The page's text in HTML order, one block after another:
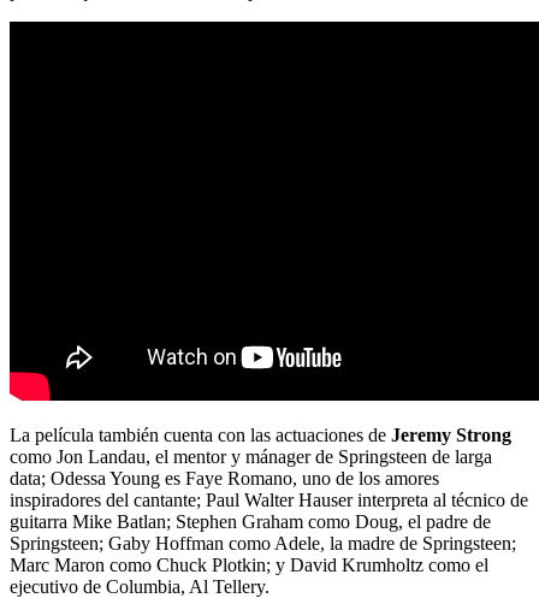
La película también cuenta con las actuaciones de Jeremy Strong
como Jon Landau, el mentor y mánager de Springsteen de larga
data; Odessa Young es Faye Romano, uno de los amores
inspiradores del cantante; Paul Walter Hauser interpreta al técnico de
guitarra Mike Batlan; Stephen Graham como Doug, el padre de
Springsteen; Gaby Hoffman como Adele, la madre de Springsteen;
Marc Maron como Chuck Plotkin; y David Krumholtz como el
ejecutivo de Columbia, Al Tellery.